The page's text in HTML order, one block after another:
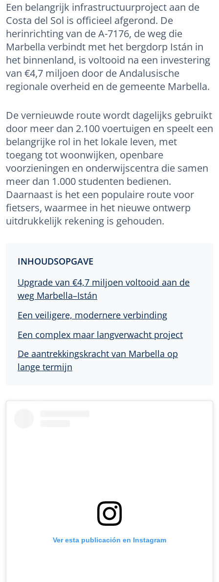
Een belangrijk infrastructuurproject aan de
Costa del Sol is officieel afgerond. De
herinrichting van de A-7176, de weg die
Marbella verbindt met het bergdorp Istán in
het binnenland, is voltooid na een investering
van €4,7 miljoen door de Andalusische
regionale overheid en de gemeente Marbella.
De vernieuwde route wordt dagelijks gebruikt
door meer dan 2.100 voertuigen en speelt een
belangrijke rol in het lokale leven, met
toegang tot woonwijken, openbare
voorzieningen en onderwijscentra die samen
meer dan 1.000 studenten bedienen.
Daarnaast is het een populaire route voor
fietsers, waarmee in het nieuwe ontwerp
uitdrukkelijk rekening is gehouden.
INHOUDSOPGAVE
Upgrade van €4,7 miljoen voltooid aan de
weg Marbella–Istán
Een veiligere, modernere verbinding
Een complex maar langverwacht project
De aantrekkingskracht van Marbella op
lange termijn
Ver esta publicación en Instagram